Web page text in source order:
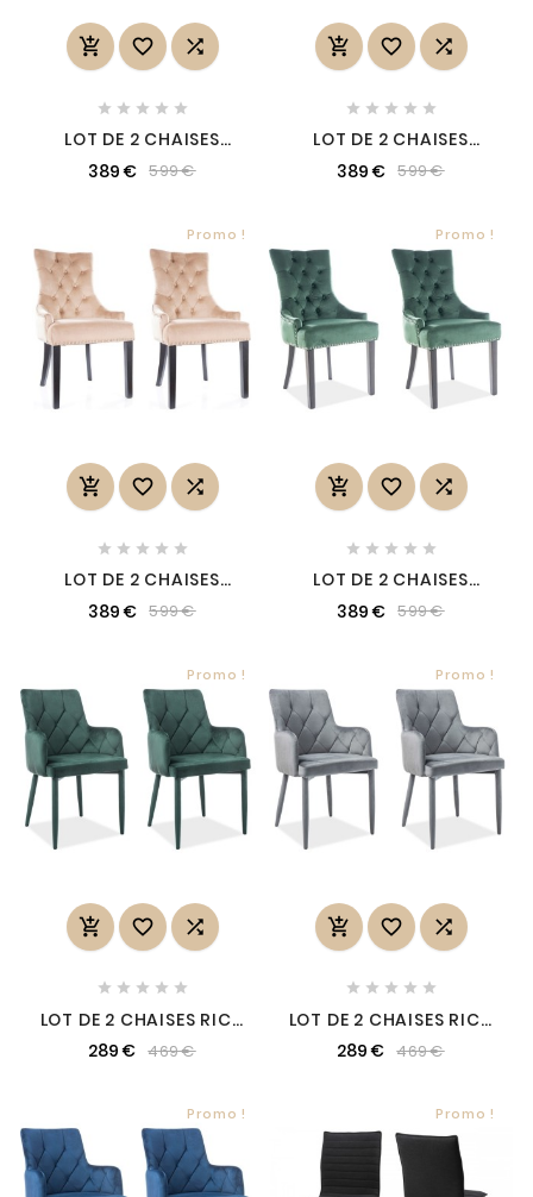
  
    
LOT DE 2 CHAISES
DE QUALITÉ, COULEUR
389 € 599 €
  
    
LOT DE 2 CHAISES
DE QUALITÉ, COULEUR
389 € 599 €
Promo !
  
    
LOT DE 2 CHAISES
DE QUALITÉ, COULEUR
389 € 599 €
Promo !
  
    
LOT DE 2 CHAISES
DE QUALITÉ, COULEUR
389 € 599 €
Promo !
  
    
LOT DE 2 CHAISES RICA
QUALITÉ, COULEUR
289 € 469 €
Promo !
  
    
LOT DE 2 CHAISES RICA
QUALITÉ, COULEUR
289 € 469 €
Promo ! Promo !